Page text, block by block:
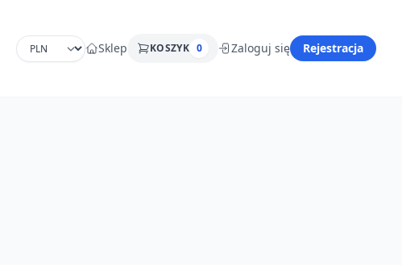
Sklep KOSZYK 0 Zaloguj się Rejestracja